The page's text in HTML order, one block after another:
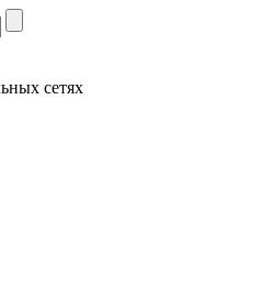
сетях